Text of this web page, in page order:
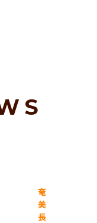
奄
美
長